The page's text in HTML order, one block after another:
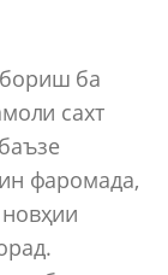
ба
сахт
фаромада,